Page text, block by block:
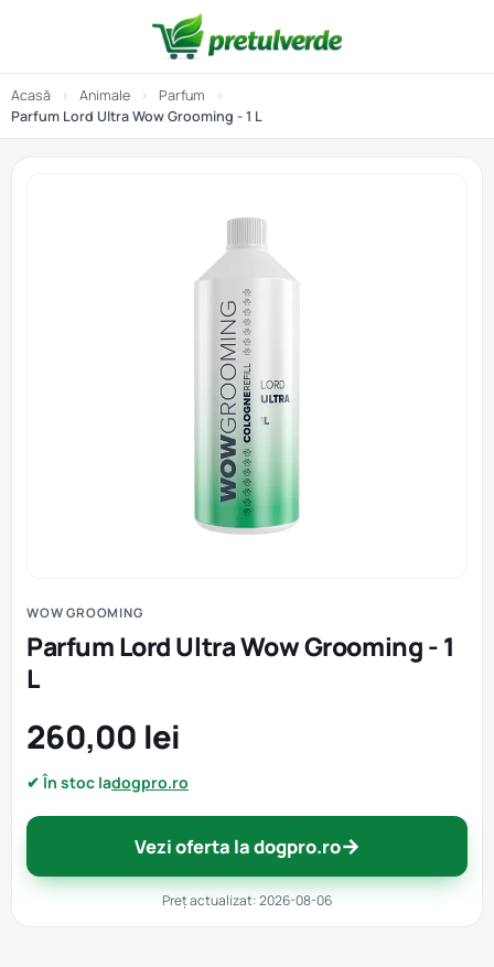
Acasă › Animale › Parfum
›
Parfum Lord Ultra Wow Grooming - 1 L
WOW GROOMING
Parfum Lord Ultra Wow Grooming - 1
L
260,00 lei
✔ În stoc ladogpro.ro
Vezi oferta la dogpro.ro→
Preț actualizat: 2026-08-06